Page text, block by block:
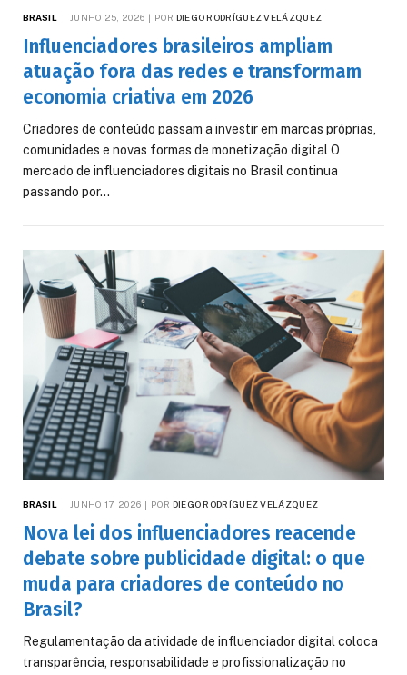
BRASIL JUNHO 25, 2026 POR DIEGO RODRÍGUEZ VELÁZQUEZ
Influenciadores brasileiros ampliam
atuação fora das redes e transformam
economia criativa em 2026
Criadores de conteúdo passam a investir em marcas próprias,
comunidades e novas formas de monetização digital O
mercado de influenciadores digitais no Brasil continua
passando por…
BRASIL JUNHO 17, 2026 POR DIEGO RODRÍGUEZ VELÁZQUEZ
Nova lei dos influenciadores reacende
debate sobre publicidade digital: o que
muda para criadores de conteúdo no
Brasil?
Regulamentação da atividade de influenciador digital coloca
transparência, responsabilidade e profissionalização no